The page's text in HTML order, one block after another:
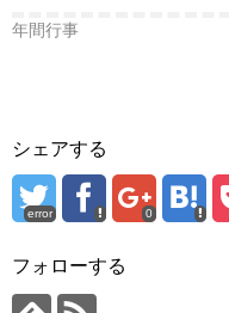
年間行事
シェアする
error 0
フォローする